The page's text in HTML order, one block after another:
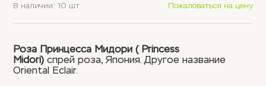
В наличии: 10 шт. Пожаловаться на цену
Роза Принцесса Мидори ( Princess
Midori) спрей роза, Япония. Другое название
Oriental Eclair.